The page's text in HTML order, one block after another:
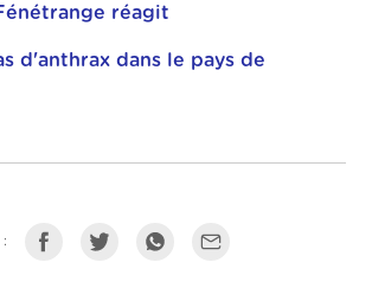
réagit
d'anthrax dans le pays de
: